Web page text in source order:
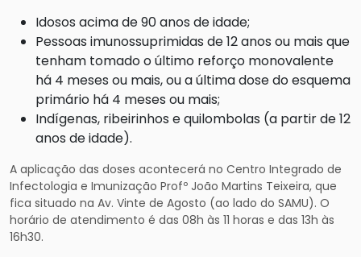
Idosos acima de 90 anos de idade;
Pessoas imunossuprimidas de 12 anos ou mais que
tenham tomado o último reforço monovalente
há 4 meses ou mais, ou a última dose do esquema
primário há 4 meses ou mais;
Indígenas, ribeirinhos e quilombolas (a partir de 12
anos de idade).
A aplicação das doses acontecerá no Centro Integrado de
Infectologia e Imunização Profº João Martins Teixeira, que
fica situado na Av. Vinte de Agosto (ao lado do SAMU). O
horário de atendimento é das 08h às 11 horas e das 13h às
16h30.